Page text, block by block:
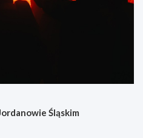
Śląskim